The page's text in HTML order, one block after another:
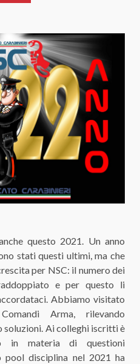
questo 2021. Un anno
stati questi ultimi, ma che
per NSC: il numero dei
e per questo li
Abbiamo visitato
Arma, rilevando
soluzioni. Ai colleghi iscritti è
in materia di questioni
disciplina nel 2021 ha